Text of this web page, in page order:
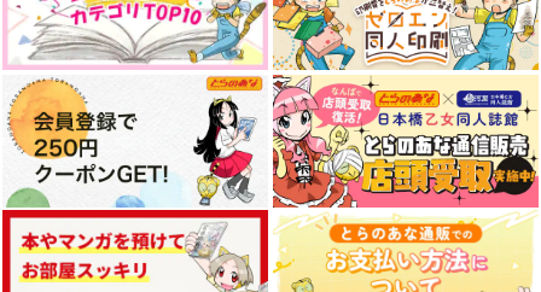
その瞳に俺を映して
トワイライトショー
865円（税込）
佐伯瑛×主人公
恋じゃなくても、それ
を愛と呼ぶだろう。
おかるぼん
1,572円 （税込）
七ツ森実×主人公
汗も滴るいい男子！
ちちんぷいぷい
1,100円（税込）
840円（税込）
サンプル
作品詳細